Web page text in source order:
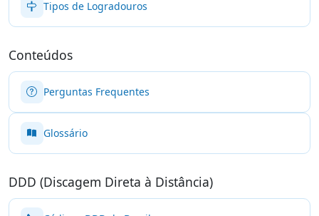
Tipos de Logradouros
Conteúdos
Perguntas Frequentes
Glossário
DDD (Discagem Direta à Distância)